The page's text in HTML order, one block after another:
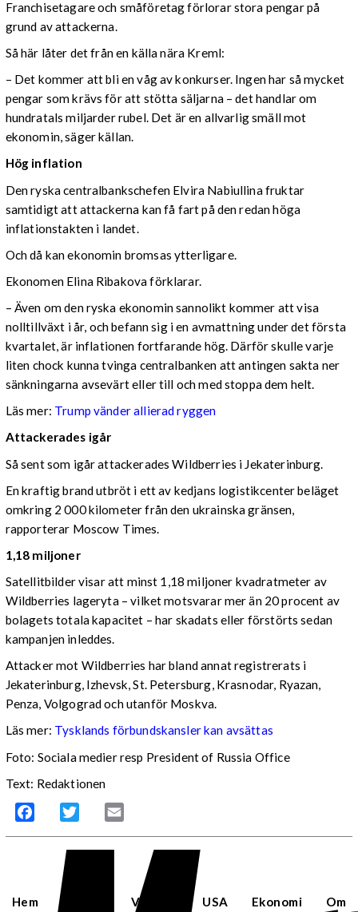
Franchisetagare och småföretag förlorar stora pengar på
grund av attackerna.
Så här låter det från en källa nära Kreml:
– Det kommer att bli en våg av konkurser. Ingen har så mycket
pengar som krävs för att stötta säljarna – det handlar om
hundratals miljarder rubel. Det är en allvarlig smäll mot
ekonomin, säger källan.
Hög inflation
Den ryska centralbankschefen Elvira Nabiullina fruktar
samtidigt att attackerna kan få fart på den redan höga
inflationstakten i landet.
Och då kan ekonomin bromsas ytterligare.
Ekonomen Elina Ribakova förklarar.
– Även om den ryska ekonomin sannolikt kommer att visa
nolltillväxt i år, och befann sig i en avmattning under det första
kvartalet, är inflationen fortfarande hög. Därför skulle varje
liten chock kunna tvinga centralbanken att antingen sakta ner
sänkningarna avsevärt eller till och med stoppa dem helt.
Läs mer: Trump vänder allierad ryggen
Attackerades igår
Så sent som igår attackerades Wildberries i Jekaterinburg.
En kraftig brand utbröt i ett av kedjans logistikcenter beläget
omkring 2 000 kilometer från den ukrainska gränsen,
rapporterar Moscow Times.
1,18 miljoner
Satellitbilder visar att minst 1,18 miljoner kvadratmeter av
Wildberries lageryta – vilket motsvarar mer än 20 procent av
bolagets totala kapacitet – har skadats eller förstörts sedan
kampanjen inleddes.
Attacker mot Wildberries har bland annat registrerats i
Jekaterinburg, Izhevsk, St. Petersburg, Krasnodar, Ryazan,
Penza, Volgograd och utanför Moskva.
Läs mer: Tysklands förbundskansler kan avsättas
Foto: Sociala medier resp President of Russia Office
Text: Redaktionen
Facebook Twitter
Hem Världen USA Ekonomi Om